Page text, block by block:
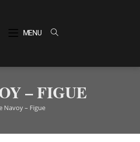
MENU
– FIGUE
Navoy – Figue